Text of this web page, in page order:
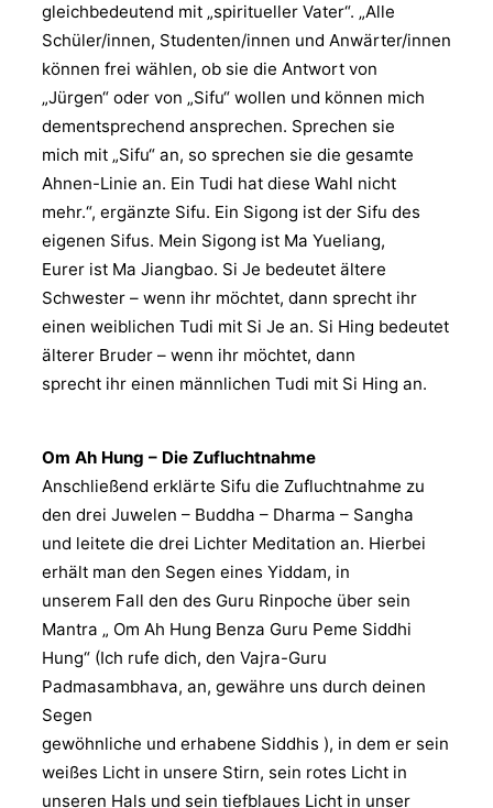
gleichbedeutend mit „spiritueller Vater“. „Alle
Schüler/innen, Studenten/innen und Anwärter/innen
können frei wählen, ob sie die Antwort von
„Jürgen“ oder von „Sifu“ wollen und können mich
dementsprechend ansprechen. Sprechen sie
mich mit „Sifu“ an, so sprechen sie die gesamte
Ahnen-Linie an. Ein Tudi hat diese Wahl nicht
mehr.“, ergänzte Sifu. Ein Sigong ist der Sifu des
eigenen Sifus. Mein Sigong ist Ma Yueliang,
Eurer ist Ma Jiangbao. Si Je bedeutet ältere
Schwester – wenn ihr möchtet, dann sprecht ihr
einen weiblichen Tudi mit Si Je an. Si Hing bedeutet
älterer Bruder – wenn ihr möchtet, dann
sprecht ihr einen männlichen Tudi mit Si Hing an.
Om Ah Hung – Die Zufluchtnahme
Anschließend erklärte Sifu die Zufluchtnahme zu
den drei Juwelen – Buddha – Dharma – Sangha
und leitete die drei Lichter Meditation an. Hierbei
erhält man den Segen eines Yiddam, in
unserem Fall den des Guru Rinpoche über sein
Mantra „ Om Ah Hung Benza Guru Peme Siddhi
Hung“ (Ich rufe dich, den Vajra-Guru
Padmasambhava, an, gewähre uns durch deinen
Segen
gewöhnliche und erhabene Siddhis ), in dem er sein
weißes Licht in unsere Stirn, sein rotes Licht in
unseren Hals und sein tiefblaues Licht in unser